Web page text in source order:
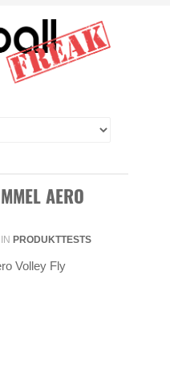
AERO
IN PRODUKTTESTS
Volley Fly